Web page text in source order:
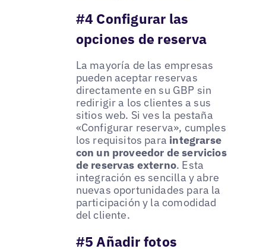
#4 Configurar las
opciones de reserva
La mayoría de las empresas
pueden aceptar reservas
directamente en su GBP sin
redirigir a los clientes a sus
sitios web. Si ves la pestaña
«Configurar reserva», cumples
los requisitos para integrarse
con un proveedor de servicios
de reservas externo. Esta
integración es sencilla y abre
nuevas oportunidades para la
participación y la comodidad
del cliente.
#5 Añadir fotos